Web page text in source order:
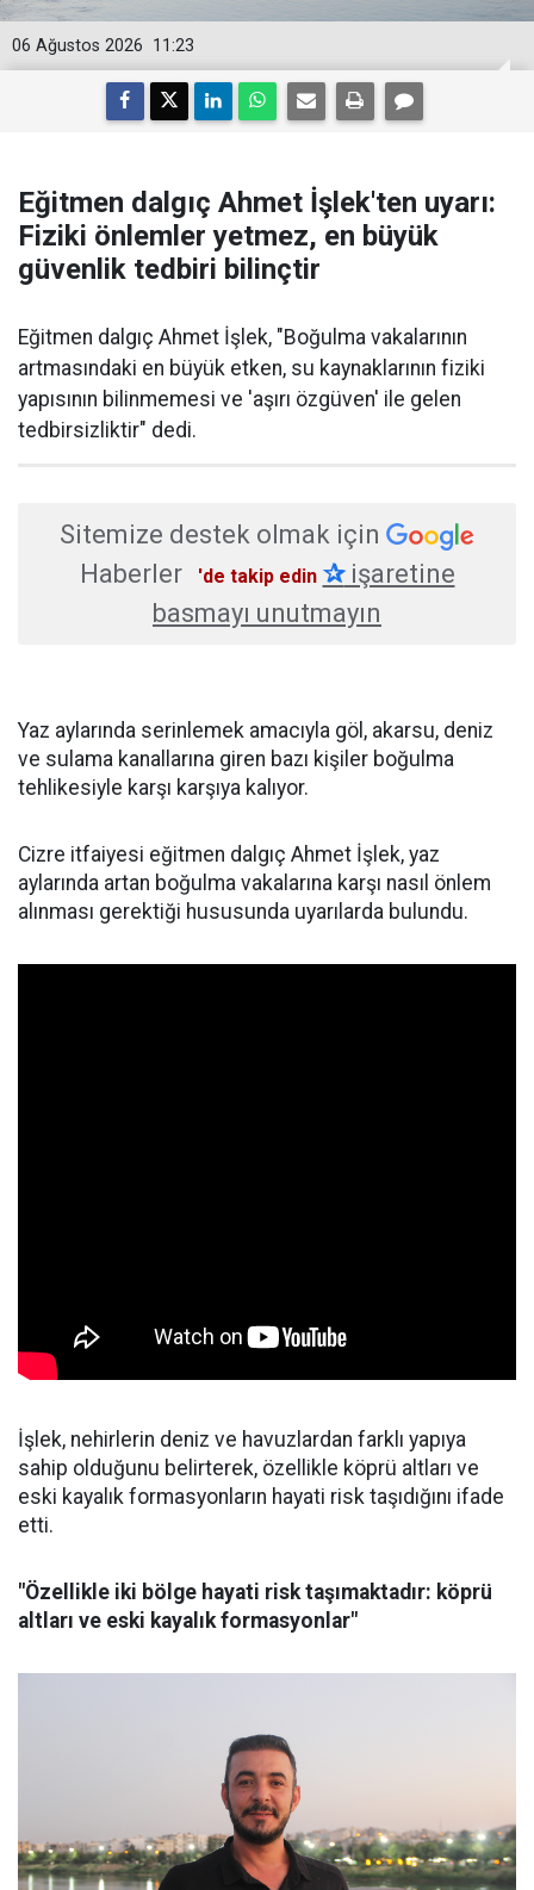
11:23
06 Ağustos 2026
Eğitmen dalgıç Ahmet İşlek'ten uyarı:
Fiziki önlemler yetmez, en büyük
güvenlik tedbiri bilinçtir
Eğitmen dalgıç Ahmet İşlek, "Boğulma vakalarının
artmasındaki en büyük etken, su kaynaklarının fiziki
yapısının bilinmemesi ve 'aşırı özgüven' ile gelen
tedbirsizliktir" dedi.
Sitemize destek olmak için
Haberler
'de takip edin ✰işaretine
basmayı unutmayın
Yaz aylarında serinlemek amacıyla göl, akarsu, deniz
ve sulama kanallarına giren bazı kişiler boğulma
tehlikesiyle karşı karşıya kalıyor.
Cizre itfaiyesi eğitmen dalgıç Ahmet İşlek, yaz
aylarında artan boğulma vakalarına karşı nasıl önlem
alınması gerektiği hususunda uyarılarda bulundu.
İşlek, nehirlerin deniz ve havuzlardan farklı yapıya
sahip olduğunu belirterek, özellikle köprü altları ve
eski kayalık formasyonların hayati risk taşıdığını ifade
etti.
"Özellikle iki bölge hayati risk taşımaktadır: köprü
altları ve eski kayalık formasyonlar"